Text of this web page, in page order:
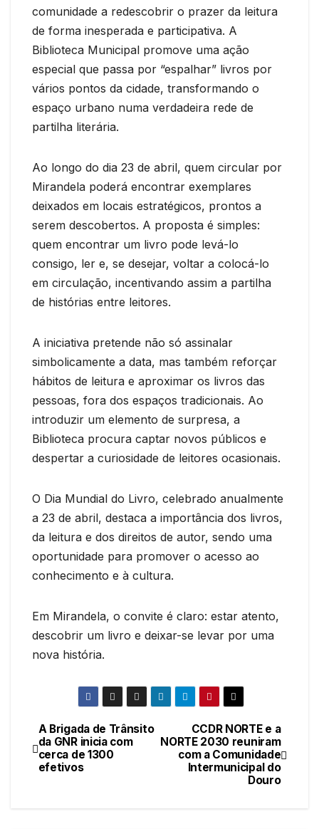
comunidade a redescobrir o prazer da leitura
de forma inesperada e participativa. A
Biblioteca Municipal promove uma ação
especial que passa por “espalhar” livros por
vários pontos da cidade, transformando o
espaço urbano numa verdadeira rede de
partilha literária.
Ao longo do dia 23 de abril, quem circular por
Mirandela poderá encontrar exemplares
deixados em locais estratégicos, prontos a
serem descobertos. A proposta é simples:
quem encontrar um livro pode levá-lo
consigo, ler e, se desejar, voltar a colocá-lo
em circulação, incentivando assim a partilha
de histórias entre leitores.
A iniciativa pretende não só assinalar
simbolicamente a data, mas também reforçar
hábitos de leitura e aproximar os livros das
pessoas, fora dos espaços tradicionais. Ao
introduzir um elemento de surpresa, a
Biblioteca procura captar novos públicos e
despertar a curiosidade de leitores ocasionais.
O Dia Mundial do Livro, celebrado anualmente
a 23 de abril, destaca a importância dos livros,
da leitura e dos direitos de autor, sendo uma
oportunidade para promover o acesso ao
conhecimento e à cultura.
Em Mirandela, o convite é claro: estar atento,
descobrir um livro e deixar-se levar por uma
nova história.
Navegação
de
CCDR NORTE e a
NORTE 2030 reuniram
com a Comunidade
Intermunicipal do
Douro
A Brigada de Trânsito
da GNR inicia com
cerca de 1300
efetivos